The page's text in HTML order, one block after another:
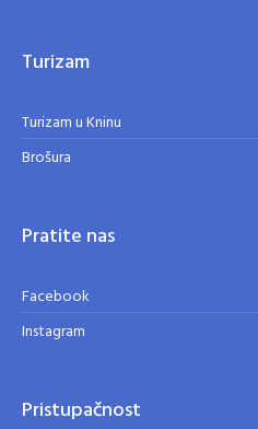
Turizam
Turizam u Kninu
Brošura
Pratite nas
Facebook
Instagram
Pristupačnost